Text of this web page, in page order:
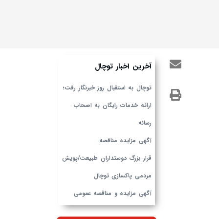
آخرین اخبار توچال
توچال به استقبال روز خبرنگار رفت؛
ارائه خدمات رایگان به اصحاب
رسانه
آگهی مزایده مناقصه
قرار بزرگ دوستداران طبیعت/پویش
مردمی پاکسازی توچال
آگهی مزایده و مناقصه عمومی